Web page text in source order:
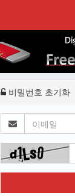
비밀번호 초기화
메
일